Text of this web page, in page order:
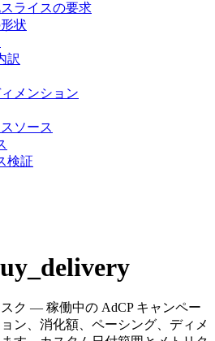
ライスの要求
状
訳
メンション
ソース
検証
スク — 稼働中の AdCP キャンペー
ン、消化額、ペーシング、ディメ